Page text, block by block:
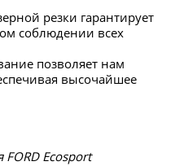
резки гарантирует
соблюдении всех
позволяет нам
высочайшее
FORD Ecosport